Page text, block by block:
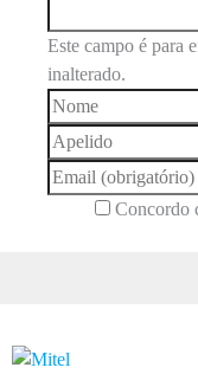
Este campo é para
inalterado.
Concordo